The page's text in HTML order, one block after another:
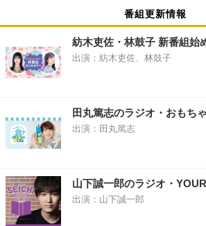
番組更新情報
紡木吏佐・林鼓子 新番組始
出演：紡木吏佐、林鼓子
田丸篤志のラジオ・おもち
出演：田丸篤志
山下誠一郎のラジオ・
出演：山下誠一郎